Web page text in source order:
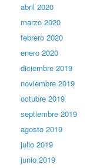
abril 2020
marzo 2020
febrero 2020
enero 2020
diciembre 2019
noviembre 2019
octubre 2019
septiembre 2019
agosto 2019
julio 2019
junio 2019